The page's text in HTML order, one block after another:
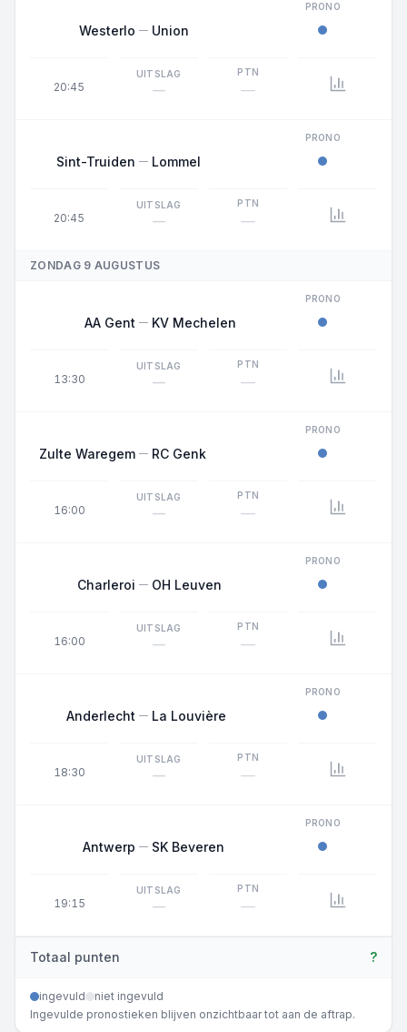
20:45
Westerlo Union
PRONO
UITSLAG
—
PTN
—
20:45
Sint-Truiden Lommel
PRONO
UITSLAG
—
PTN
—
ZONDAG 9 AUGUSTUS
13:30
AA Gent KV Mechelen
PRONO
UITSLAG
—
PTN
—
16:00
Zulte Waregem RC Genk
PRONO
UITSLAG
—
PTN
—
16:00
Charleroi OH Leuven
PRONO
UITSLAG
—
PTN
—
18:30
Anderlecht La Louvière
PRONO
UITSLAG
—
PTN
—
19:15
Antwerp SK Beveren
PRONO
UITSLAG
—
PTN
—
Totaal punten ?
ingevuld
niet ingevuld
Ingevulde pronostieken blijven onzichtbaar tot aan de aftrap.